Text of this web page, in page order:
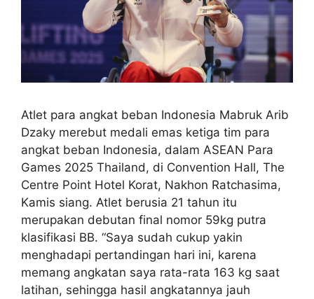
Atlet para angkat beban Indonesia Mabruk Arib
Dzaky merebut medali emas ketiga tim para
angkat beban Indonesia, dalam ASEAN Para
Games 2025 Thailand, di Convention Hall, The
Centre Point Hotel Korat, Nakhon Ratchasima,
Kamis siang. Atlet berusia 21 tahun itu
merupakan debutan final nomor 59kg putra
klasifikasi BB. “Saya sudah cukup yakin
menghadapi pertandingan hari ini, karena
memang angkatan saya rata-rata 163 kg saat
latihan, sehingga hasil angkatannya jauh